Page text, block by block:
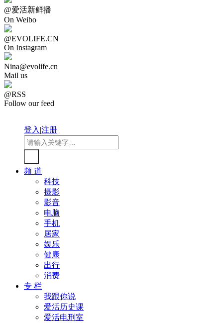
@爱活新鲜播
On Weibo
@EVOLIFE.CN
On Instagram
Nina@evolife.cn
Mail us
@RSS
Follow our feed
登入|注册
频 道
科技
摄影
影音
电脑
手机
居家
娱乐
健康
出行
消费
专 栏
我跟你说
爱活历史课
爱活电刑室